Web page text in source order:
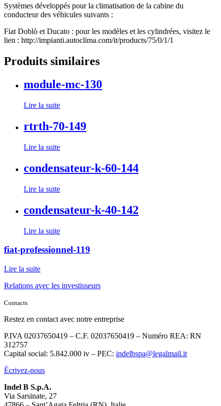
Systèmes développés pour la climatisation de la cabine du
conducteur des véhicules suivants :
Fiat Doblò et Ducato : pour les modèles et les cylindrées, visitez le
lien : http://impianti.autoclima.com/it/products/75/0/1/1
Produits similaires
module-mc-130
Lire la suite
rtrth-70-149
Lire la suite
condensateur-k-60-144
Lire la suite
condensateur-k-40-142
Lire la suite
fiat-professionnel-119
Lire la suite
Relations avec les investisseurs
Contacts
Restez en contact avec notre entreprise
P.IVA 02037650419 – C.F. 02037650419 – Numéro REA: RN
312757
Capital social: 5.842.000 iv – PEC: indelbspa@legalmail.it
Écrivez-nous
Indel B S.p.A.
Via Sarsinate, 27